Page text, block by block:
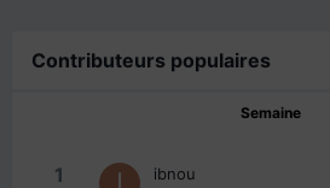
Contributeurs populaires
Semaine
1 ibnou